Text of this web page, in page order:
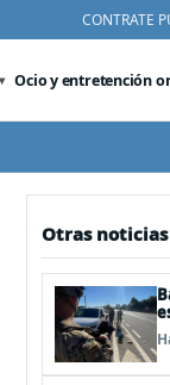
CONTRATE
Ocio y entretención
Otras